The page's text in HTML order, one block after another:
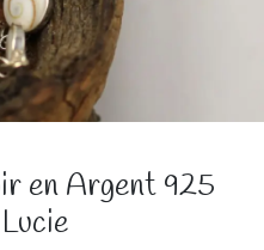
en Argent 925